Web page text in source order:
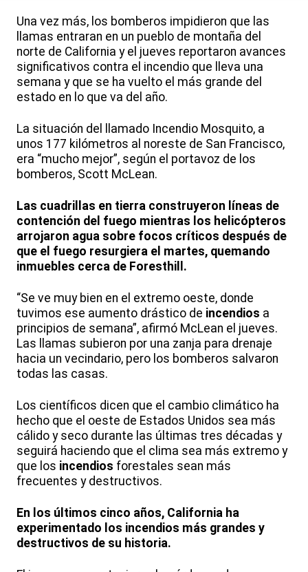
Una vez más, los bomberos impidieron que las
llamas entraran en un pueblo de montaña del
norte de California y el jueves reportaron avances
significativos contra el incendio que lleva una
semana y que se ha vuelto el más grande del
estado en lo que va del año.
La situación del llamado Incendio Mosquito, a
unos 177 kilómetros al noreste de San Francisco,
era “mucho mejor”, según el portavoz de los
bomberos, Scott McLean.
Las cuadrillas en tierra construyeron líneas de
contención del fuego mientras los helicópteros
arrojaron agua sobre focos críticos después de
que el fuego resurgiera el martes, quemando
inmuebles cerca de Foresthill.
“Se ve muy bien en el extremo oeste, donde
tuvimos ese aumento drástico de incendios a
principios de semana”, afirmó McLean el jueves.
Las llamas subieron por una zanja para drenaje
hacia un vecindario, pero los bomberos salvaron
todas las casas.
Los científicos dicen que el cambio climático ha
hecho que el oeste de Estados Unidos sea más
cálido y seco durante las últimas tres décadas y
seguirá haciendo que el clima sea más extremo y
que los incendios forestales sean más
frecuentes y destructivos.
En los últimos cinco años, California ha
experimentado los incendios más grandes y
destructivos de su historia.